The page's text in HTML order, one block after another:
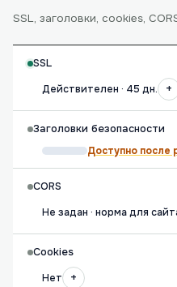
SSL, заголовки, cookies,
SSL
Действителен · 45 дн.
+
Заголовки безопасности
Доступно после
CORS
Не задан · норма для
Cookies
Нет
+